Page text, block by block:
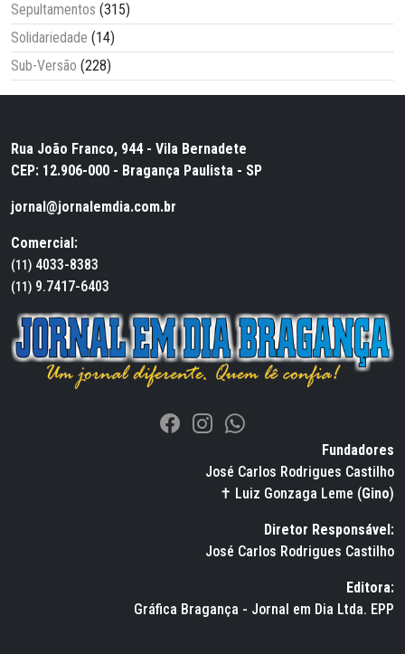
Sepultamentos (315)
Solidariedade (14)
Sub-Versão (228)
Rua João Franco, 944 - Vila Bernadete
CEP: 12.906-000 - Bragança Paulista - SP
jornal@jornalemdia.com.br
Comercial:
(11) 4033-8383
(11) 9.7417-6403
Fundadores
José Carlos Rodrigues Castilho
✝ Luiz Gonzaga Leme (Gino)
Diretor Responsável:
José Carlos Rodrigues Castilho
Editora:
Gráfica Bragança - Jornal em Dia Ltda. EPP